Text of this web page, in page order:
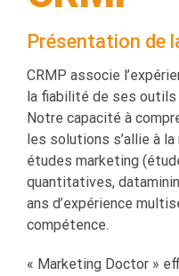
Présentation de
CRMP associe
la fiabilité de ses outils
Notre capacité à
les solutions s’allie à
études marketing
quantitatives,
ans d’expérience
compétence.
« Marketing Doctor »